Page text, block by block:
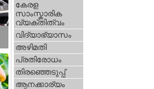
കേരള
സാംസ്കാരിക
വ്യക്തിത്വം
വിദ്യാഭ്യാസം
അഴിമതി
പ്രതിരോധം
തിരഞ്ഞെടുപ്പ്
ആനക്കാര്യം